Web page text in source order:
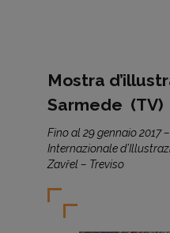
Mostra
Sarmede (TV)
Fino al 29 gennaio 2017
Internazionale
Zavřel – Treviso